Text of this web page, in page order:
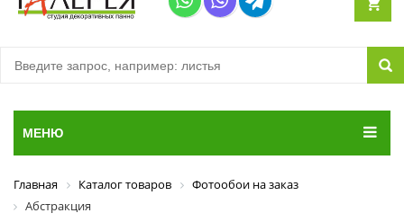
МЕНЮ
Главная Каталог товаров
Фотообои на заказ
Абстракция